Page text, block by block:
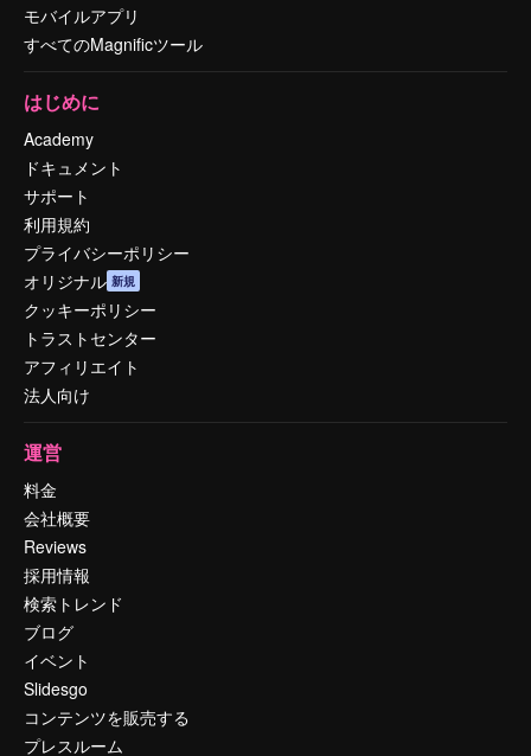
モバイルアプリ
すべてのMagnificツール
はじめに
Academy
ドキュメント
サポート
利用規約
プライバシーポリシー
オリジナル 新規
クッキーポリシー
トラストセンター
アフィリエイト
法人向け
運営
料金
会社概要
Reviews
採用情報
検索トレンド
ブログ
イベント
Slidesgo
コンテンツを販売する
プレスルーム